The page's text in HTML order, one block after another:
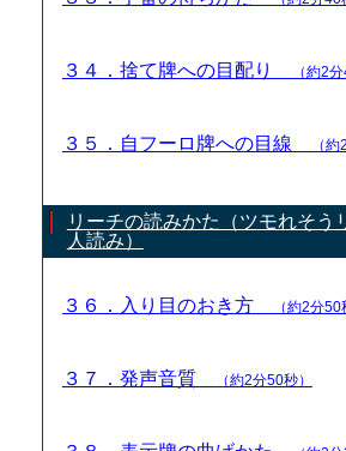
３４．捨て牌への目配り （約2
３５．自フーロ牌への目線 （
リーチの読みかた（ツモれそう
人読み）
３６．入り目のおき方 （約2分50
３７．発声音質 （約2分50秒）